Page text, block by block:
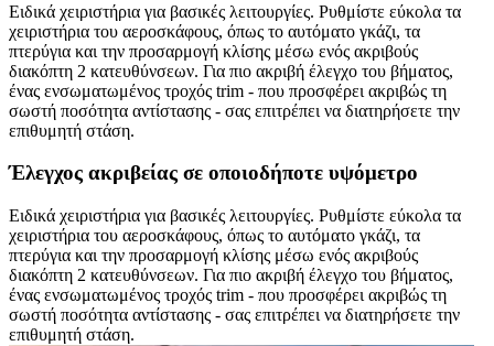
Ειδικά χειριστήρια για βασικές λειτουργίες. Ρυθμίστε εύκολα τα
χειριστήρια του αεροσκάφους, όπως το αυτόματο γκάζι, τα
πτερύγια και την προσαρμογή κλίσης μέσω ενός ακριβούς
διακόπτη 2 κατευθύνσεων. Για πιο ακριβή έλεγχο του βήματος,
ένας ενσωματωμένος τροχός trim - που προσφέρει ακριβώς τη
σωστή ποσότητα αντίστασης - σας επιτρέπει να διατηρήσετε την
επιθυμητή στάση.
Έλεγχος ακριβείας σε οποιοδήποτε υψόμετρο
Ειδικά χειριστήρια για βασικές λειτουργίες. Ρυθμίστε εύκολα τα
χειριστήρια του αεροσκάφους, όπως το αυτόματο γκάζι, τα
πτερύγια και την προσαρμογή κλίσης μέσω ενός ακριβούς
διακόπτη 2 κατευθύνσεων. Για πιο ακριβή έλεγχο του βήματος,
ένας ενσωματωμένος τροχός trim - που προσφέρει ακριβώς τη
σωστή ποσότητα αντίστασης - σας επιτρέπει να διατηρήσετε την
επιθυμητή στάση.